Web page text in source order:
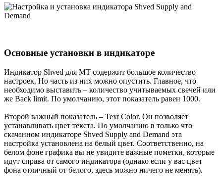
Основные установки в индикаторе​
Индикатор Shved для МТ содержит большое количество
настроек. Но часть из них можно опустить. Главное, что
необходимо выставить – количество учитываемых свечей или
же Back limit. По умолчанию, этот показатель равен 1000.
Второй важный показатель – Text Color. Он позволяет
устанавливать цвет текста. По умолчанию в только что
скачанном индикаторе Shved Supply and Demand эта
настройка установлена на белый цвет. Соответственно, на
белом фоне графика вы не увидите важные пометки, которые
идут справа от самого индикатора (однако если у вас цвет
фона отличный от белого, здесь можно ничего не менять).